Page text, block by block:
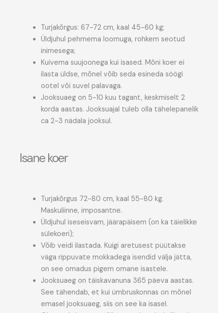
Turjakõrgus: 67-72 cm, kaal 45-60 kg;
Üldjuhul pehmema loomuga, rohkem seotud
inimesega;
Kuivema suujoonega kui isased. Mõni koer ei
ilasta üldse, mõnel võib seda esineda söögi
ootel või suvel palavaga.
Jooksuaeg on 5-10 kuu tagant, keskmiselt 2
korda aastas. Jooksuajal tuleb olla tähelepanelik
ca 2-3 nädala jooksul.
Isane koer
Turjakõrgus 72-80 cm, kaal 55-80 kg.
Maskuliinne, imposantne.
Üldjuhul iseseisvam, jäärapäisem (on ka täielikke
sülekoeri);
Võib veidi ilastada. Kuigi aretusest püütakse
väga rippuvate mokkadega isendid välja jätta,
on see omadus pigem omane isastele.
Jooksuaeg on täiskavanuna 365 päeva aastas.
See tähendab, et kui ümbruskonnas on mõnel
emasel jooksuaeg, siis on see ka isasel.